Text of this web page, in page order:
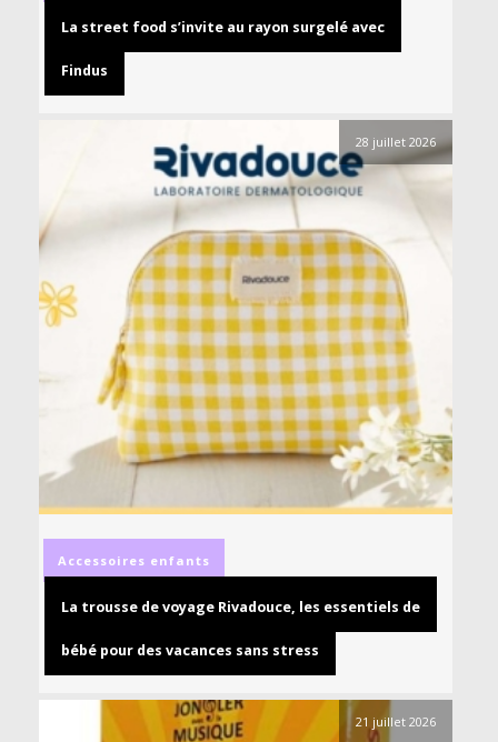
La street food s’invite au rayon surgelé avec
Findus
28 juillet 2026
Accessoires enfants
La trousse de voyage Rivadouce, les essentiels de
bébé pour des vacances sans stress
21 juillet 2026